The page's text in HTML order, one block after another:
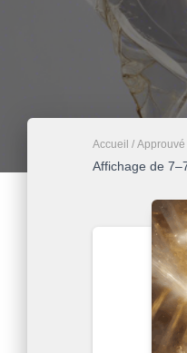
Accueil / Approuvé
Affichage de